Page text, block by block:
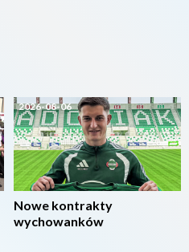
2026-08-06
Nowe kontrakty
wychowanków